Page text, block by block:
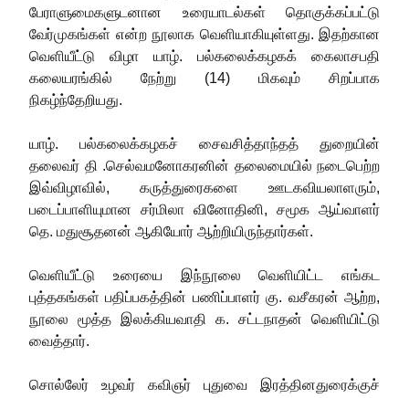
பேராளுமைகளுடனான உரையாடல்கள் தொகுக்கப்பட்டு
வேர்முகங்கள் என்ற நூலாக வெளியாகியுள்ளது. இதற்கான
வெளியீட்டு விழா யாழ். பல்கலைக்கழகக் கைலாசபதி
கலையரங்கில் நேற்று (14) மிகவும் சிறப்பாக
நிகழ்ந்தேறியது.
யாழ். பல்கலைக்கழகச் சைவசித்தாந்தத் துறையின்
தலைவர் தி .செல்வமனோகரனின் தலைமையில் நடைபெற்ற
இவ்விழாவில், கருத்துரைகளை ஊடகவியலாளரும்,
படைப்பாளியுமான சர்மிலா வினோதினி, சமூக ஆய்வாளர்
தெ. மதுசூதனன் ஆகியோர் ஆற்றியிருந்தார்கள்.
வெளியீட்டு உரையை இந்நூலை வெளியிட்ட எங்கட
புத்தகங்கள் பதிப்பகத்தின் பணிப்பாளர் கு. வசீகரன் ஆற்ற,
நூலை மூத்த இலக்கியவாதி க. சட்டநாதன் வெளியிட்டு
வைத்தார்.
சொல்லேர் உழவர் கவிஞர் புதுவை இரத்தினதுரைக்குச்